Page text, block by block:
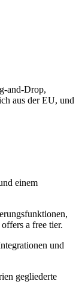
and-Drop,
aus der EU, und
einem
a free tier.
und
gegliederte